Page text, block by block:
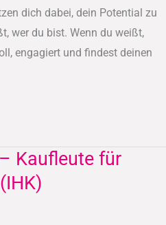
dich dabei, dein Potential zu
wer du bist. Wenn du weißt,
engagiert und findest deinen
Kaufleute für